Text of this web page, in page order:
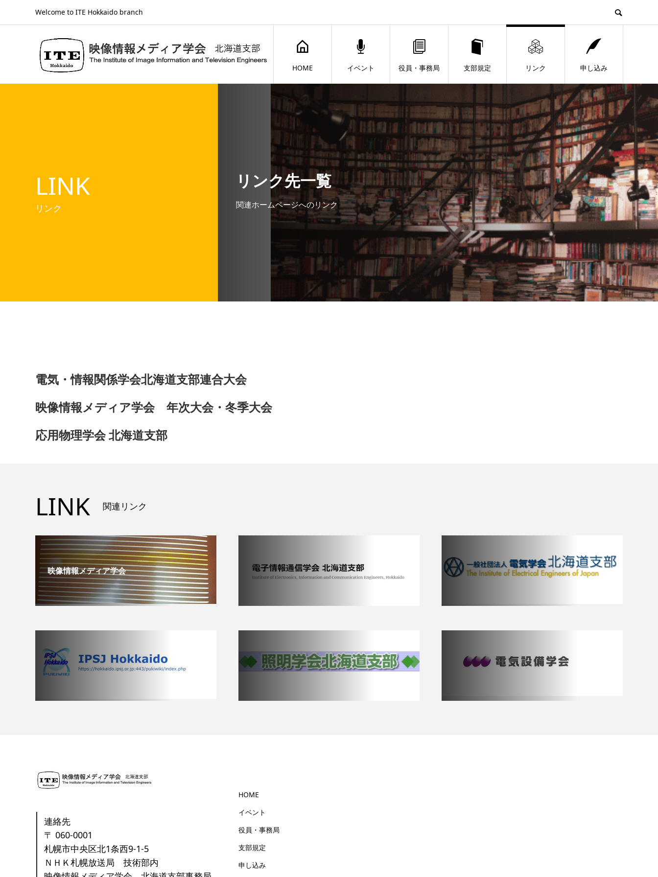
Welcome to ITE Hokkaido branch
HOME イベント 役員・事務局 支部規定 リンク 申し込み
LINK
リンク
リンク先一覧
関連ホームページへのリンク
電気・情報関係学会北海道支部連合大会
映像情報メディア学会 年次大会・冬季大会
応用物理学会 北海道支部
LINK 関連リンク
映像情報メディア学会
連絡先
〒 060-0001
札幌市中央区北1条西9-1-5
ＮＨＫ札幌放送局 技術部内
HOME
イベント
役員・事務局
支部規定
申し込み